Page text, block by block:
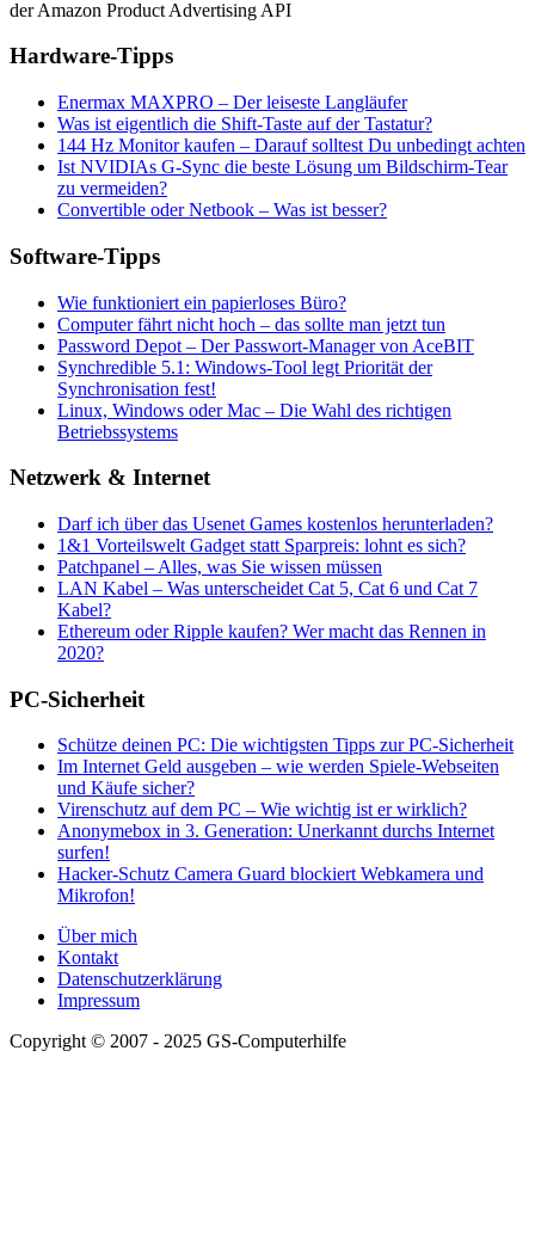
der Amazon Product Advertising API
Hardware-Tipps
Enermax MAXPRO – Der leiseste Langläufer
Was ist eigentlich die Shift-Taste auf der Tastatur?
144 Hz Monitor kaufen – Darauf solltest Du unbedingt achten
Ist NVIDIAs G-Sync die beste Lösung um Bildschirm-Tear
zu vermeiden?
Convertible oder Netbook – Was ist besser?
Software-Tipps
Wie funktioniert ein papierloses Büro?
Computer fährt nicht hoch – das sollte man jetzt tun
Password Depot – Der Passwort-Manager von AceBIT
Synchredible 5.1: Windows-Tool legt Priorität der
Synchronisation fest!
Linux, Windows oder Mac – Die Wahl des richtigen
Betriebssystems
Netzwerk & Internet
Darf ich über das Usenet Games kostenlos herunterladen?
1&1 Vorteilswelt Gadget statt Sparpreis: lohnt es sich?
Patchpanel – Alles, was Sie wissen müssen
LAN Kabel – Was unterscheidet Cat 5, Cat 6 und Cat 7
Kabel?
Ethereum oder Ripple kaufen? Wer macht das Rennen in
2020?
PC-Sicherheit
Schütze deinen PC: Die wichtigsten Tipps zur PC-Sicherheit
Im Internet Geld ausgeben – wie werden Spiele-Webseiten
und Käufe sicher?
Virenschutz auf dem PC – Wie wichtig ist er wirklich?
Anonymebox in 3. Generation: Unerkannt durchs Internet
surfen!
Hacker-Schutz Camera Guard blockiert Webkamera und
Mikrofon!
Über mich
Kontakt
Datenschutzerklärung
Impressum
Copyright © 2007 - 2025 GS-Computerhilfe